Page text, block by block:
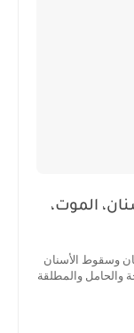
الموت،
وسقوط الأسنان
والحامل والمطلقة